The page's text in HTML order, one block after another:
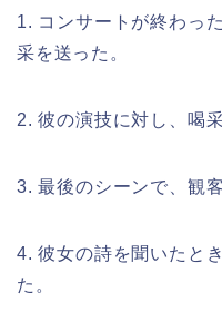
1. コンサートが終わっ
采を送った。
2. 彼の演技に対し、喝
3. 最後のシーンで、観
4. 彼女の詩を聞いたと
た。